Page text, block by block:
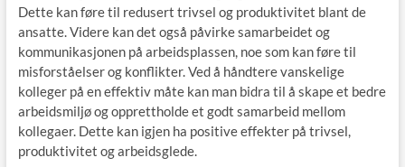
Dette kan føre til redusert trivsel og produktivitet blant de
ansatte. Videre kan det også påvirke samarbeidet og
kommunikasjonen på arbeidsplassen, noe som kan føre til
misforståelser og konflikter. Ved å håndtere vanskelige
kolleger på en effektiv måte kan man bidra til å skape et bedre
arbeidsmiljø og opprettholde et godt samarbeid mellom
kollegaer. Dette kan igjen ha positive effekter på trivsel,
produktivitet og arbeidsglede.